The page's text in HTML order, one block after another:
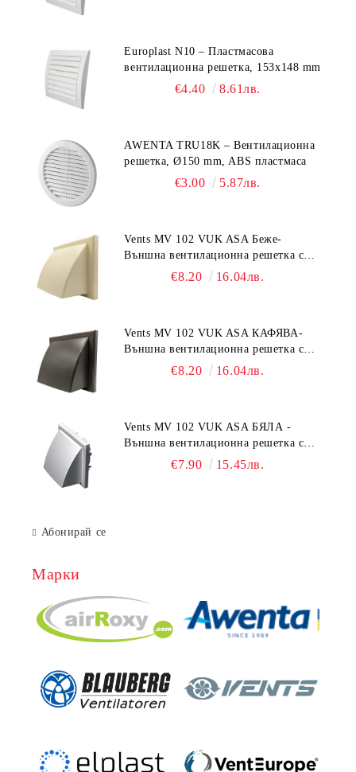
Europlast N10 – Пластмасова
вентилационна решетка, 153x148 mm
€4.40 8.61лв.
AWENTA TRU18K – Вентилационна
решетка, Ø150 mm, ABS пластмаса
€3.00 5.87лв.
Vents MV 102 VUK ASA Беже-
Външна вентилационна решетка с
гравитачна клапа Ø 100, Ø 125,
€8.20 16.04лв.
Vents MV 102 VUK ASA КАФЯВА-
Външна вентилационна решетка с
гравитачна клапа Ø 100, Ø 125,
€8.20 16.04лв.
Vents MV 102 VUK ASA БЯЛА -
Външна вентилационна решетка с
гравитачна клапа Ø 100, Ø 125,
€7.90 15.45лв.
Абонирай се
Марки